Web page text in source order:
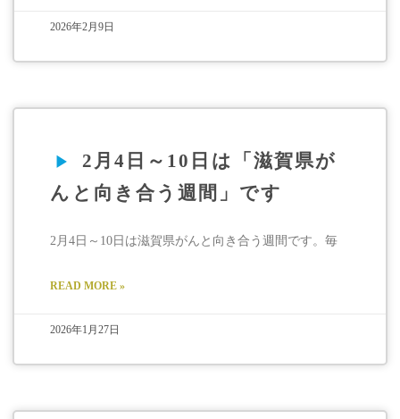
2026年2月9日
2月4日～10日は「滋賀県が
んと向き合う週間」です
2月4日～10日は滋賀県がんと向き合う週間です。毎
READ MORE »
2026年1月27日